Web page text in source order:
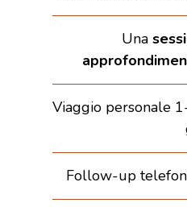
Una
Viaggio personale
Follow-up